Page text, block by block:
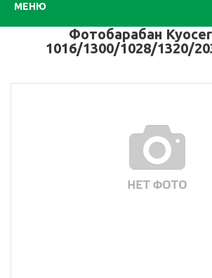
МЕНЮ
Фотобарабан
1016/1300/1028/1320/